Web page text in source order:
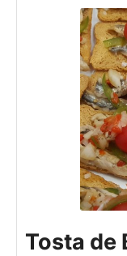
Tosta de